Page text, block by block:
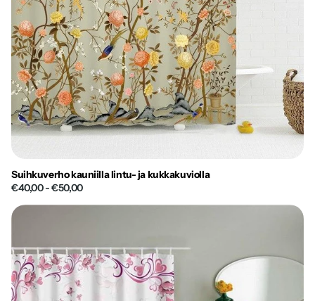
Suihkuverho kauniilla lintu- ja kukkakuviolla
€40,00- €50,00